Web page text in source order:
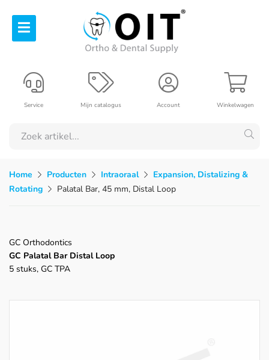
Winkelwagen
Account
Mijn catalogus
Service
Home Producten Intraoraal
Expansion, Distalizing &
Rotating
Palatal Bar, 45 mm, Distal Loop
GC Orthodontics
GC Palatal Bar Distal Loop
5 stuks, GC TPA